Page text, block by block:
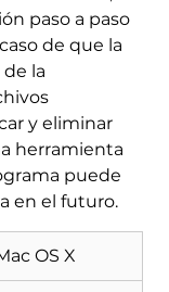
paso a paso
de que la
la
y eliminar
herramienta
puede
en el futuro.
OS X